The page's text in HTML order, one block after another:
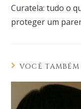
Curatela: tudo o
proteger um
VOCÊ